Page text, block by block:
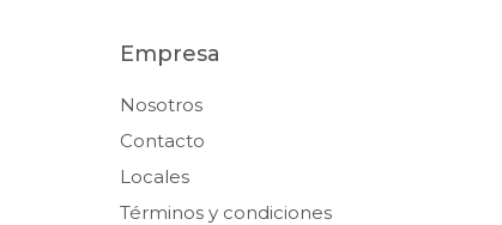
Empresa
Nosotros
Contacto
Locales
Términos y condiciones